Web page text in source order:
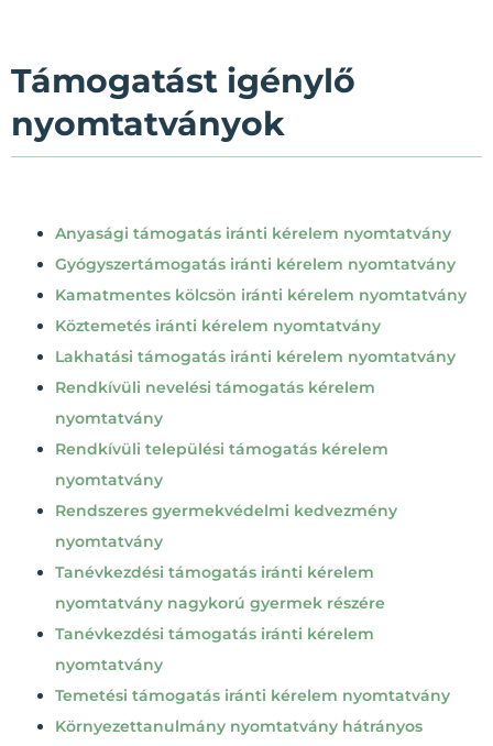
Támogatást igénylő
nyomtatványok
Anyasági támogatás iránti kérelem nyomtatvány
Gyógyszertámogatás iránti kérelem nyomtatvány
Kamatmentes kölcsön iránti kérelem nyomtatvány
Köztemetés iránti kérelem nyomtatvány
Lakhatási támogatás iránti kérelem nyomtatvány
Rendkívüli nevelési támogatás kérelem
nyomtatvány
Rendkívüli települési támogatás kérelem
nyomtatvány
Rendszeres gyermekvédelmi kedvezmény
nyomtatvány
Tanévkezdési támogatás iránti kérelem
nyomtatvány nagykorú gyermek részére
Tanévkezdési támogatás iránti kérelem
nyomtatvány
Temetési támogatás iránti kérelem nyomtatvány
Környezettanulmány nyomtatvány hátrányos